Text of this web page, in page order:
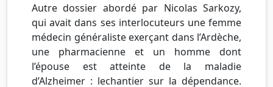
Autre dossier abordé par Nicolas Sarkozy,
qui avait dans ses interlocuteurs une femme
médecin généraliste exerçant dans l’Ardèche,
une pharmacienne et un homme dont
l’épouse est atteinte de la maladie
d’Alzheimer : lechantier sur la dépendance.